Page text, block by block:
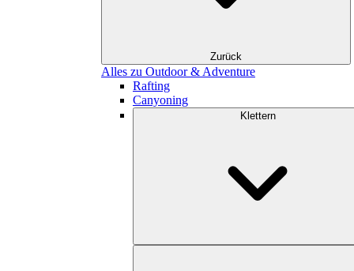
Zurück
Alles zu Outdoor & Adventure
Rafting
Canyoning
Klettern